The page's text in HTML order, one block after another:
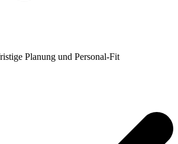
Planung und Personal-Fit